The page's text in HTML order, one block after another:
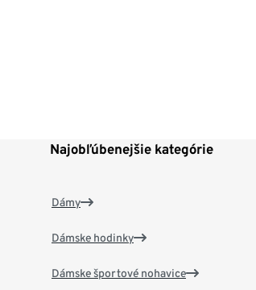
Najobľúbenejšie kategórie
Dámy
Dámske hodinky
Dámske športové nohavice